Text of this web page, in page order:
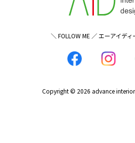
＼ FOLLOW ME ／ エーアイデ
Copyright © 2026 advance